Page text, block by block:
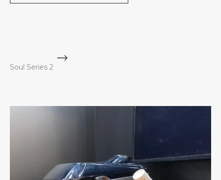
Soul Series 2